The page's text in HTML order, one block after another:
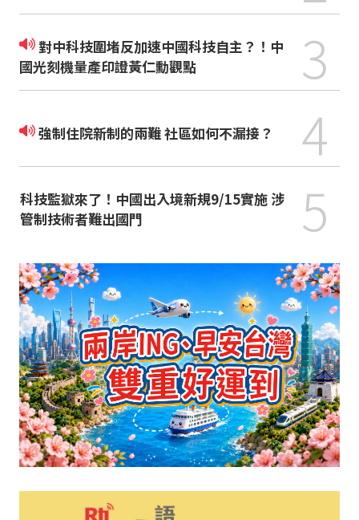
對中科技圍堵反加速中國科技自主？！中
國光刻機量產印證黃仁勳觀點
3
強制住院新制的兩難 社區如何不漏接？ 4
科技監獄來了！中國出入境新規9/15實施 涉
管制技術者難出國門
5